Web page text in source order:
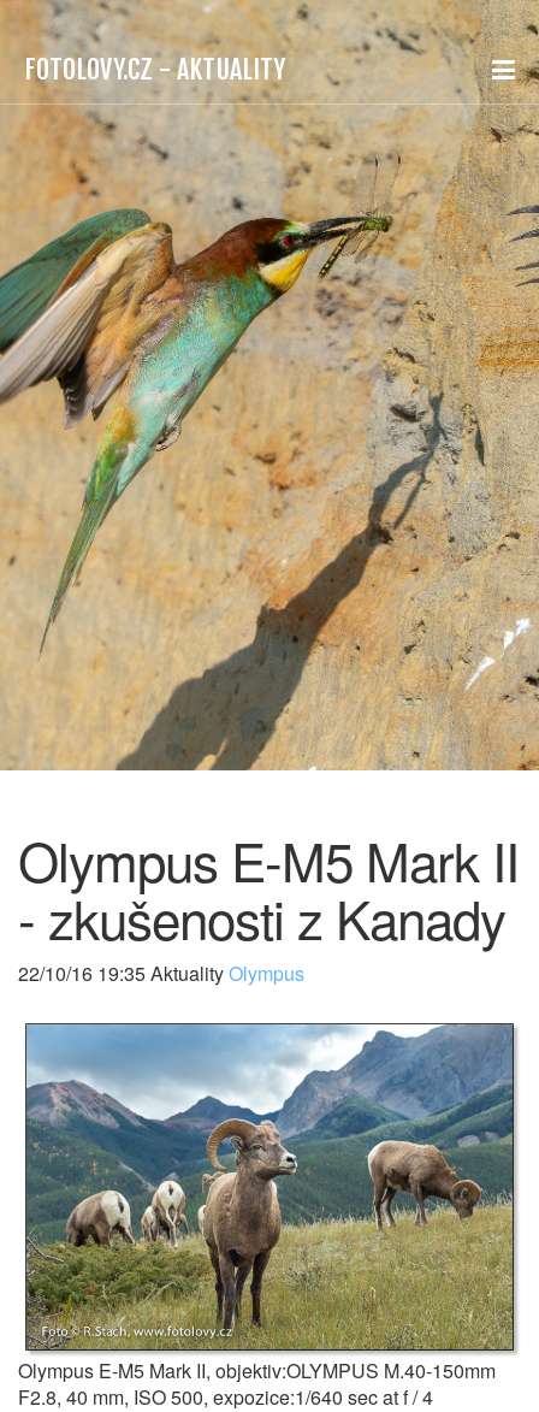
FOTOLOVY.CZ - AKTUALITY
Olympus E-M5 Mark II
- zkušenosti z Kanady
22/10/16 19:35 AktualityOlympus
Olympus E-M5 Mark II, objektiv:OLYMPUS M.40-150mm
F2.8, 40 mm, ISO 500, expozice:1/640 sec at f / 4